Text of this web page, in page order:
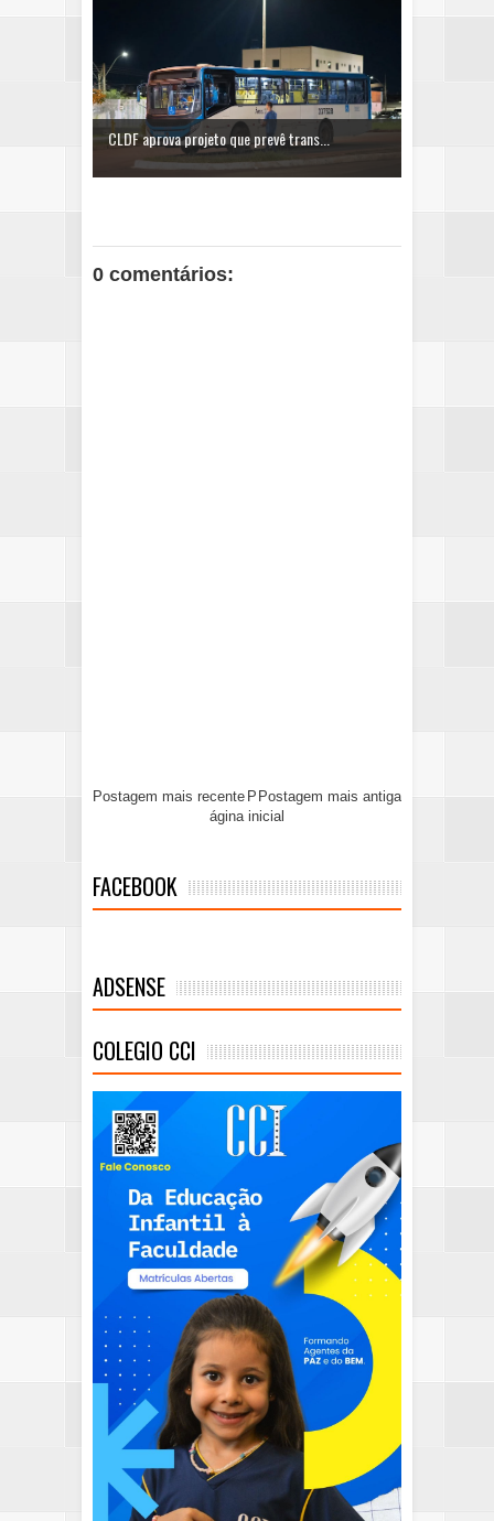
CLDF aprova projeto que prevê trans...
0 comentários:
Postagem mais recente Postagem mais antiga
P
ágina inicial
FACEBOOK
ADSENSE
COLEGIO CCI